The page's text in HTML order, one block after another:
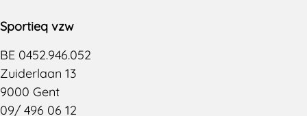
Sportieq vzw
BE 0452.946.052
Zuiderlaan 13
9000 Gent
09/ 496 06 12